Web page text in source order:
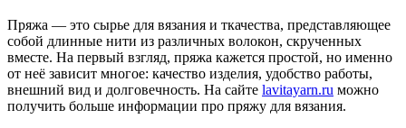
Пряжа — это сырье для вязания и ткачества, представляющее
собой длинные нити из различных волокон, скрученных
вместе. На первый взгляд, пряжа кажется простой, но именно
от неё зависит многое: качество изделия, удобство работы,
внешний вид и долговечность. На сайте lavitayarn.ru можно
получить больше информации про пряжу для вязания.